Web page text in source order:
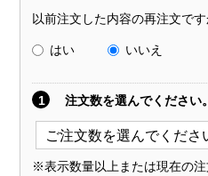
以前注文した内容の再注文です
はい いいえ
1 注文数を選んでください。
※表示数量以上または現在の